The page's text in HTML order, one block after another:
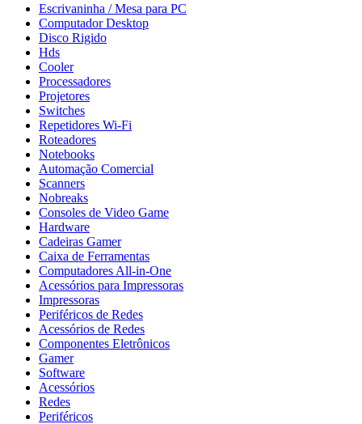
Escrivaninha / Mesa para PC
Computador Desktop
Disco Rigido
Hds
Cooler
Processadores
Projetores
Switches
Repetidores Wi-Fi
Roteadores
Notebooks
Automação Comercial
Scanners
Nobreaks
Consoles de Video Game
Hardware
Cadeiras Gamer
Caixa de Ferramentas
Computadores All-in-One
Acessórios para Impressoras
Impressoras
Periféricos de Redes
Acessórios de Redes
Componentes Eletrônicos
Gamer
Software
Acessórios
Redes
Periféricos